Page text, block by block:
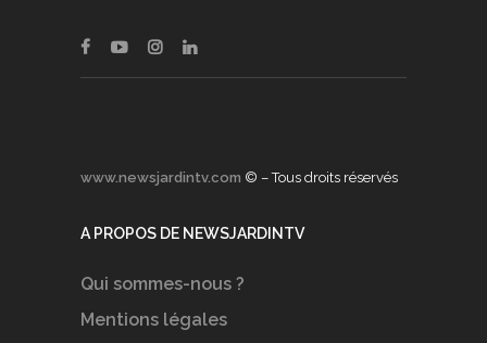
www.newsjardintv.com © – Tous droits réservés
A PROPOS DE NEWSJARDINTV
Qui sommes-nous ?
Mentions légales